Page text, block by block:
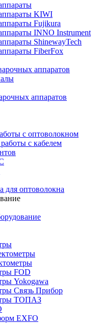
KIWI
Fujikura
INNO Instrument
ShinewayTech
FiberFox
аппаратов
аппаратов
с оптоволокном
с кабелем
для оптоволокна
FOD
Yokogawa
Связь Прибор
ТОПАЗ
EXFO